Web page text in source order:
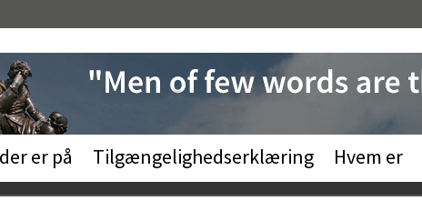
er på Tilgængelighedserklæring Hvem er